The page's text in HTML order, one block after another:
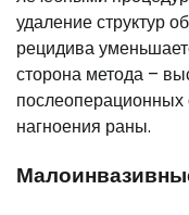
удаление структур
рецидива
сторона метода –
послеоперационных
нагноения раны.